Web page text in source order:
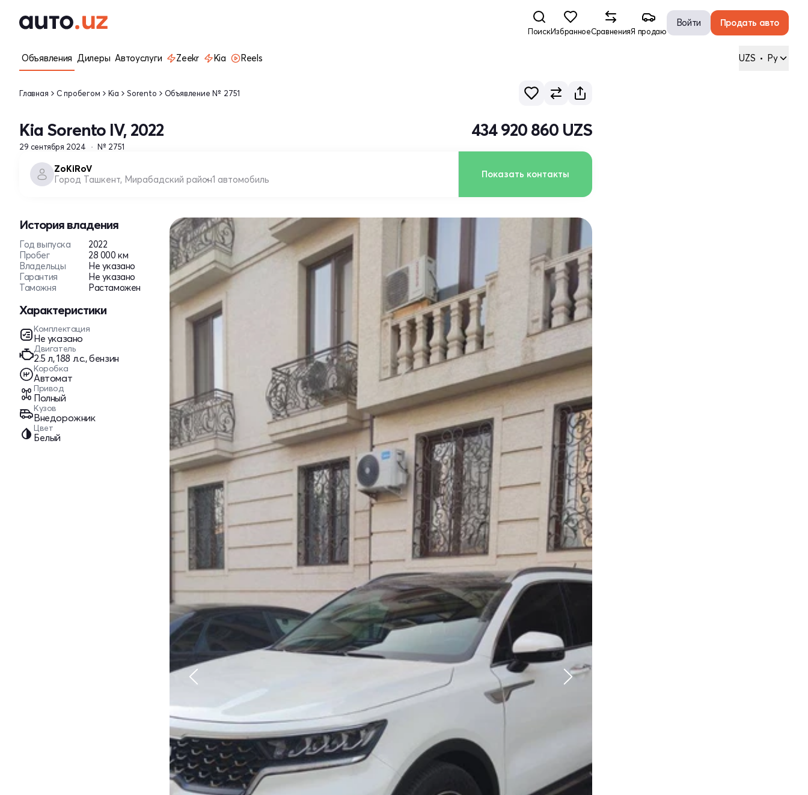
ПоискИзбранноеСравненияЯ продаю
Войти Продать авто
Объявления Дилеры Автоуслуги Zeekr Kia Reels UZS • Ру
Главная С пробегом Kia Sorento Объявление № 2751
Kia Sorento IV, 2022
29 сентября 2024 № 2751
434 920 860 UZS
ZoKiRoV
Город Ташкент, Мирабадский район1 автомобиль Показать контакты
История владения
Год выпуска
2022
Пробег
28 000 км
Владельцы
Не указано
Гарантия
Не указано
Таможня
Растаможен
Характеристики
Комплектация
Не указано
Двигатель
2.5 л, 188 л.с., бензин
Коробка
Автомат
Привод
Полный
Кузов
Внедорожник
Цвет
Белый